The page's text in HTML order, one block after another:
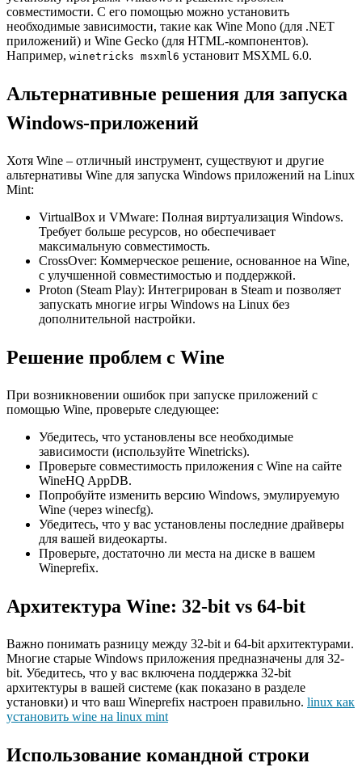
совместимости. С его помощью можно установить
необходимые зависимости, такие как Wine Mono (для .NET
приложений) и Wine Gecko (для HTML-компонентов).
Например, winetricks msxml6 установит MSXML 6.0.
Альтернативные решения для запуска
Windows-приложений
Хотя Wine – отличный инструмент, существуют и другие
альтернативы Wine для запуска Windows приложений на Linux
Mint:
VirtualBox и VMware: Полная виртуализация Windows.
Требует больше ресурсов, но обеспечивает
максимальную совместимость.
CrossOver: Коммерческое решение, основанное на Wine,
с улучшенной совместимостью и поддержкой.
Proton (Steam Play): Интегрирован в Steam и позволяет
запускать многие игры Windows на Linux без
дополнительной настройки.
Решение проблем с Wine
При возникновении ошибок при запуске приложений с
помощью Wine, проверьте следующее:
Убедитесь, что установлены все необходимые
зависимости (используйте Winetricks).
Проверьте совместимость приложения с Wine на сайте
WineHQ AppDB.
Попробуйте изменить версию Windows, эмулируемую
Wine (через winecfg).
Убедитесь, что у вас установлены последние драйверы
для вашей видеокарты.
Проверьте, достаточно ли места на диске в вашем
Wineprefix.
Архитектура Wine: 32-bit vs 64-bit
Важно понимать разницу между 32-bit и 64-bit архитектурами.
Многие старые Windows приложения предназначены для 32-
bit. Убедитесь, что у вас включена поддержка 32-bit
архитектуры в вашей системе (как показано в разделе
установки) и что ваш Wineprefix настроен правильно. linux как
установить wine на linux mint
Использование командной строки